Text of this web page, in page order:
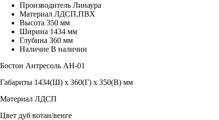
Производитель Линаура
Материал ЛДСП,ПВХ
Высота 350 мм
Ширина 1434 мм
Глубина 360 мм
Наличие В наличии
Бостон Антресоль АН-01
Габариты 1434(Ш) х 360(Г) х 350(В) мм
Материал ЛДСП
Цвет дуб вотан/венге